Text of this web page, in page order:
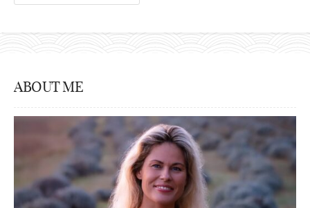
ABOUT ME